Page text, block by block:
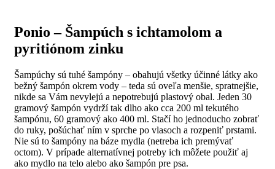
Ponio – Šampúch s ichtamolom a
pyritiónom zinku
Šampúchy sú tuhé šampóny – obahujú všetky účinné látky ako
bežný šampón okrem vody – teda sú oveľa menšie, spratnejšie,
nikde sa Vám nevylejú a nepotrebujú plastový obal. Jeden 30
gramový šampón vydrží tak dlho ako cca 200 ml tekutého
šampónu, 60 gramový ako 400 ml. Stačí ho jednoducho zobrať
do ruky, pošúchať ním v sprche po vlasoch a rozpeniť prstami.
Nie sú to šampóny na báze mydla (netreba ich premývať
octom). V prípade alternatívnej potreby ich môžete použiť aj
ako mydlo na telo alebo ako šampón pre psa.